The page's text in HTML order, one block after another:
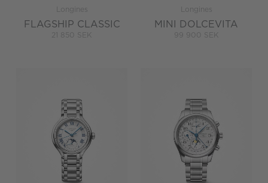
Longines
FLAGSHIP CLASSIC
21 850 SEK
Longines
MINI DOLCEVITA
99 900 SEK